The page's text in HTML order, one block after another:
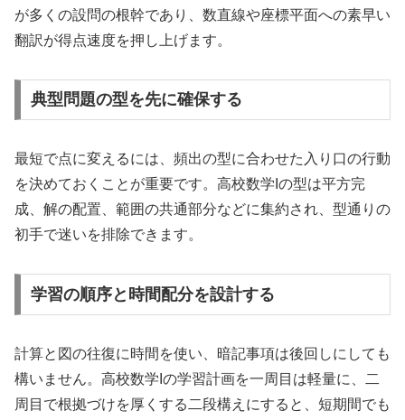
が多くの設問の根幹であり、数直線や座標平面への素早い
翻訳が得点速度を押し上げます。
典型問題の型を先に確保する
最短で点に変えるには、頻出の型に合わせた入り口の行動
を決めておくことが重要です。高校数学Iの型は平方完
成、解の配置、範囲の共通部分などに集約され、型通りの
初手で迷いを排除できます。
学習の順序と時間配分を設計する
計算と図の往復に時間を使い、暗記事項は後回しにしても
構いません。高校数学Iの学習計画を一周目は軽量に、二
周目で根拠づけを厚くする二段構えにすると、短期間でも